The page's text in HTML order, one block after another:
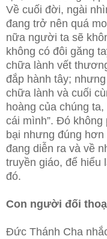
Về cuối đời, ngài
đang trở nên quá
nữa người ta sẽ
không có đôi găng
chữa lành vết
đắp hành tây;
chữa lành và cuối
hoàng của chúng
cái mình”. Đó
bại nhưng đúng
đang diễn ra và về
truyền giáo, để hiểu
đó.
Con người đối
Đức Thánh Cha